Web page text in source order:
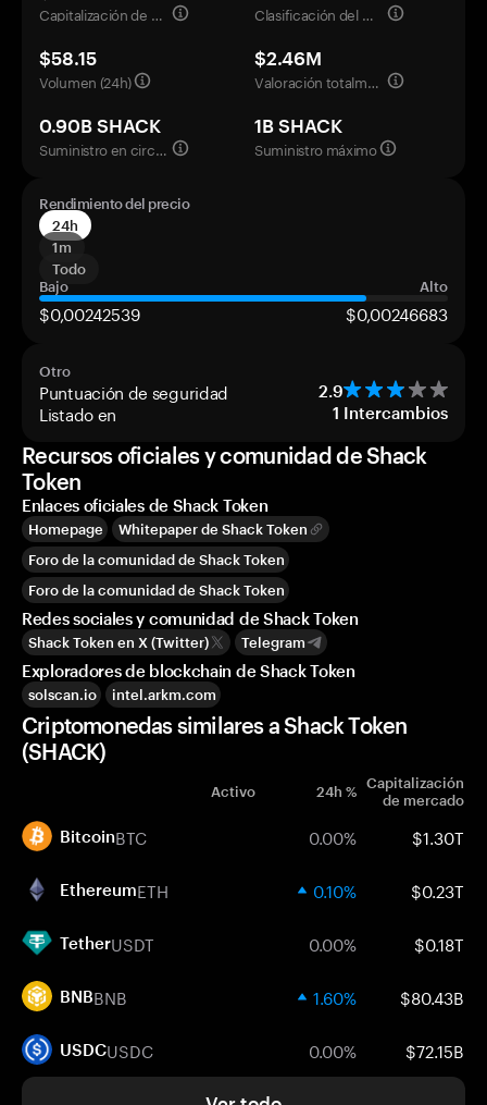
Capitalización de mercado
Clasificación del mercado
$58.15
Volumen (24h)
$2.46M
Valoración totalmente diluida
0.90B SHACK
Suministro en circulación
1B SHACK
Suministro máximo
Rendimiento del precio
24h
1m
Todo
Bajo
Alto
$0,00242539 $0,00246683
Otro
Puntuación de seguridad 2.9
Listado en 1 Intercambios
Recursos oficiales y comunidad de Shack
Token
Enlaces oficiales de Shack Token
Homepage
Whitepaper de Shack Token
Foro de la comunidad de Shack Token
Foro de la comunidad de Shack Token
Redes sociales y comunidad de Shack Token
Shack Token en X (Twitter) Telegram
Exploradores de blockchain de Shack Token
solscan.io intel.arkm.com
Criptomonedas similares a Shack Token
(SHACK)
Activo 24h % Capitalización
de mercado
BitcoinBTC 0.00% $1.30T
EthereumETH 0.10% $0.23T
TetherUSDT 0.00% $0.18T
BNBBNB 1.60% $80.43B
USDCUSDC 0.00% $72.15B